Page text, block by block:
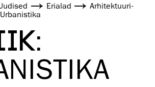
Erialad
Arhitektuuri­
Urbanistika